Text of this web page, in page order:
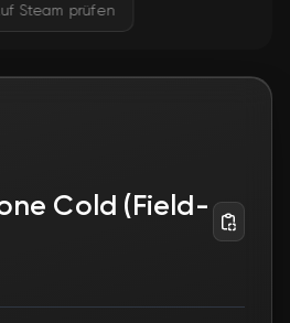
Steam prüfen
Cold (Field-